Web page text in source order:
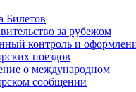
Билетов
за рубежом
контроль и
поездов
о международном
сообщении